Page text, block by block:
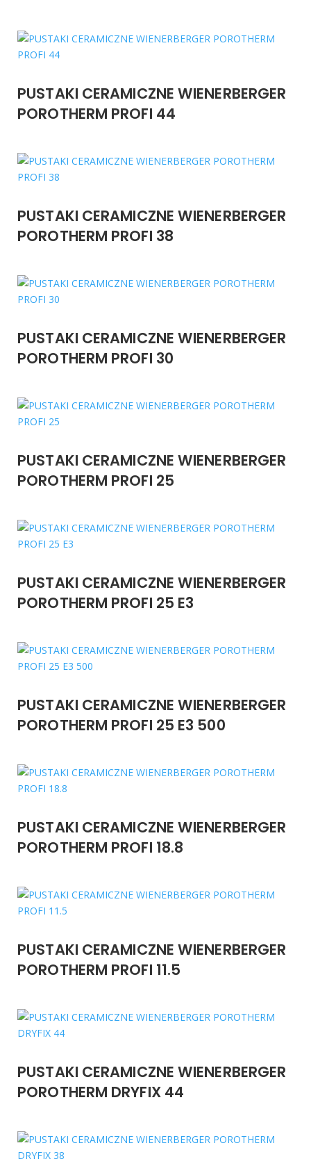
PUSTAKI CERAMICZNE WIENERBERGER
POROTHERM PROFI 44
PUSTAKI CERAMICZNE WIENERBERGER
POROTHERM PROFI 38
PUSTAKI CERAMICZNE WIENERBERGER
POROTHERM PROFI 30
PUSTAKI CERAMICZNE WIENERBERGER
POROTHERM PROFI 25
PUSTAKI CERAMICZNE WIENERBERGER
POROTHERM PROFI 25 E3
PUSTAKI CERAMICZNE WIENERBERGER
POROTHERM PROFI 25 E3 500
PUSTAKI CERAMICZNE WIENERBERGER
POROTHERM PROFI 18.8
PUSTAKI CERAMICZNE WIENERBERGER
POROTHERM PROFI 11.5
PUSTAKI CERAMICZNE WIENERBERGER
POROTHERM DRYFIX 44